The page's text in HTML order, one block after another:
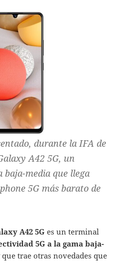
durante la IFA de
A42 5G, un
baja-media que llega
5G más barato de
A42 5G es un terminal
5G a la gama baja-
que trae otras novedades que